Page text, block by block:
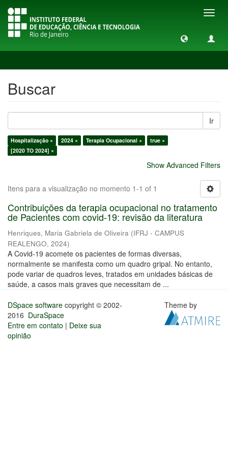
Buscar
Ir
Hospitalização × 2024 × Terapia Ocupacional ×
true ×
[2020 TO 2024] ×
Show Advanced Filters
Itens para a visualização no momento 1-1 of 1
Contribuições da terapia ocupacional no tratamento
de Pacientes com covid-19: revisão da literatura
Henriques, Maria Gabriela de Oliveira (IFRJ - CAMPUS
REALENGO, 2024)
A Covid-19 acomete os pacientes de formas diversas,
normalmente se manifesta como um quadro gripal. No entanto,
pode variar de quadros leves, tratados em unidades básicas de
saúde, a casos mais graves que necessitam de ...
DSpace software copyright © 2002-
2016 DuraSpace
Entre em contato | Deixe sua
opinião
Theme by